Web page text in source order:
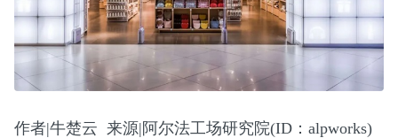
作者|牛楚云 来源|阿尔法工场研究院(ID：alpworks)